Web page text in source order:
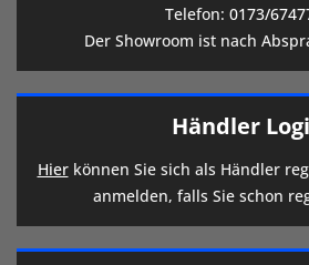
Telefon: 0173/
Der Showroom ist nach
Händler
Hierkönnen Sie sich als Händler
anmelden, falls Sie schon